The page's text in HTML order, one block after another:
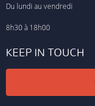
Du lundi au vendredi
8h30 à 18h00
KEEP IN TOUCH